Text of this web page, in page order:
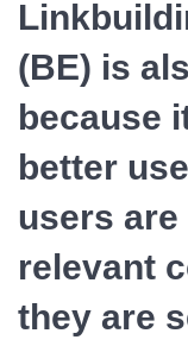
(BE) is
because
better
users
relevant
they are